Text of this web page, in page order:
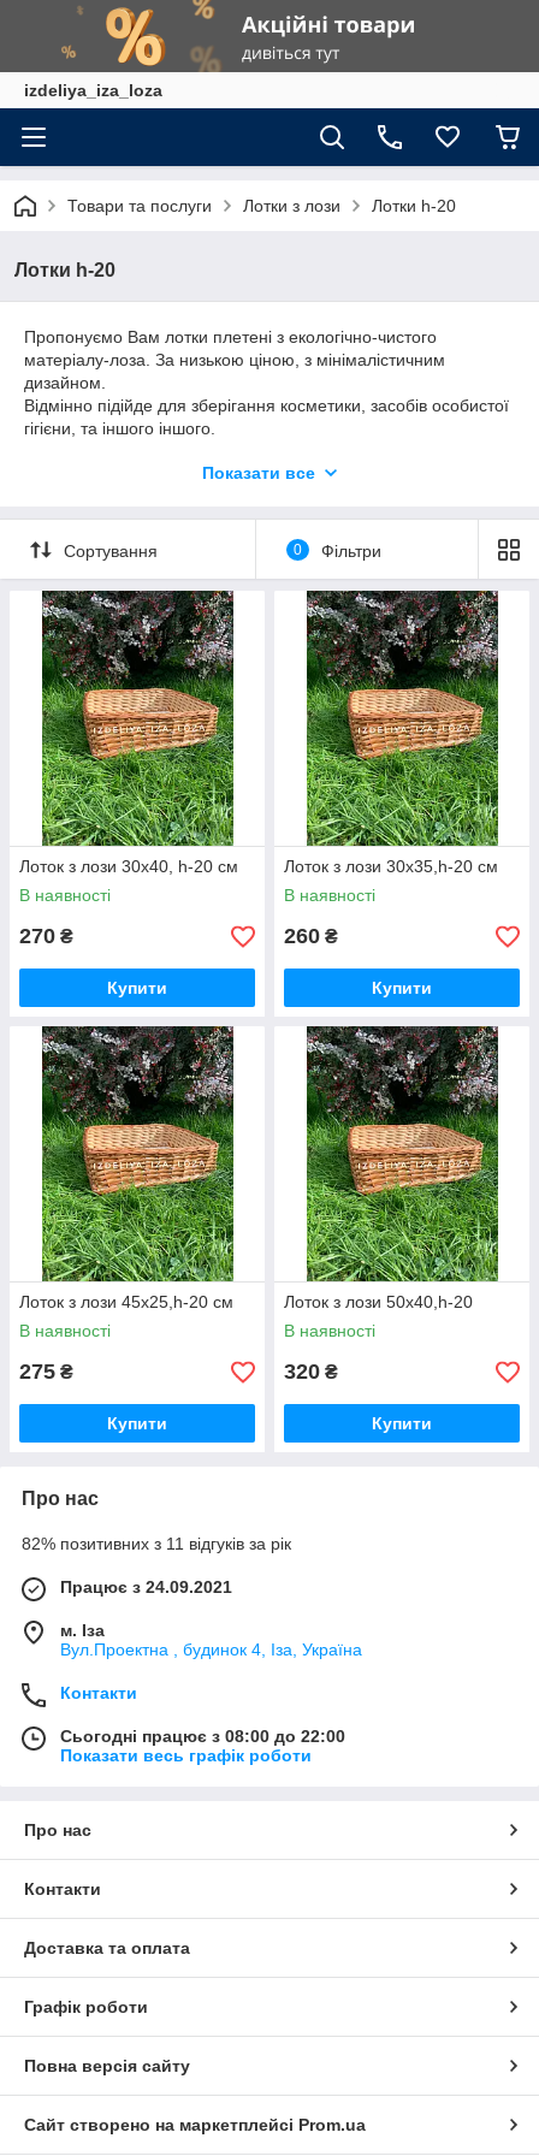
izdeliya_iza_loza
Товари та послуги Лотки з лози Лотки h-20
Лотки h-20
Пропонуємо Вам лотки плетені з екологічно-чистого
матеріалу-лоза. За низькою ціною, з мінімалістичним
дизайном.
Відмінно підійде для зберігання косметики, засобів особистої
гігієни, та іншого іншого.
Показати все
Сортування 0 Фільтри
Лоток з лози 30х40, h-20 см
В наявності
270 ₴
Купити
Лоток з лози 30х35,h-20 см
В наявності
260 ₴
Купити
Лоток з лози 45х25,h-20 см
В наявності
275 ₴
Купити
Лоток з лози 50х40,h-20
В наявності
320 ₴
Купити
Про нас
82% позитивних з 11 відгуків за рік
Працює з 24.09.2021
м. Іза
Вул.Проектна , будинок 4, Іза, Україна
Контакти
Сьогодні працює з 08:00 до 22:00
Показати весь графік роботи
Про нас
Контакти
Доставка та оплата
Графік роботи
Повна версія сайту
Сайт створено на маркетплейсі Prom.ua